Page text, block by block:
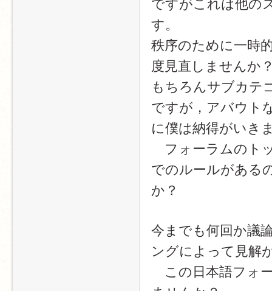
す。
秩序のために一時
度見直しませんか
もちろんサブカテ
ですが，アバウト
に僕は納得がいき
フォーラムのト
でのルールがある
か？
今までも何回か議
ングによって見解
この日本語フォ